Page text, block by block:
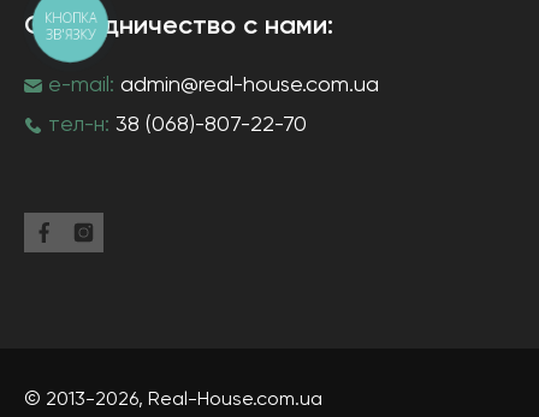
Сотрудничество с нами:
e-mail: admin@real-house.com.ua
тел-н: 38 (068)-807-22-70
© 2013-2026, Real-House.com.ua
КНОПКА
ЗВ'ЯЗКУ